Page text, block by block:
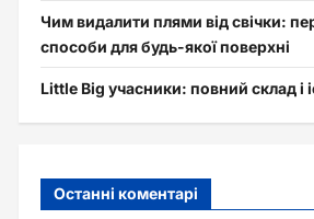
Чим видалити плями від свічки:
способи для будь-якої поверхні
Little Big учасники: повний склад і
Останні коментарі